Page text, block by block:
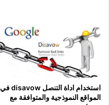
استخدام اداة التنصل disavow في
المواقع النموذجية والمتوافقة مع